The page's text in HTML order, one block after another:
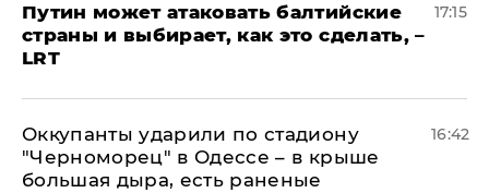
Путин может атаковать балтийские
страны и выбирает, как это сделать, –
LRT
17:15
Оккупанты ударили по стадиону
"Черноморец" в Одессе – в крыше
большая дыра, есть раненые
16:42